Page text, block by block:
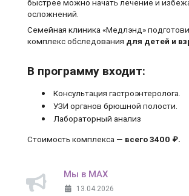
быстрее можно начать лечение и
осложнений.
Семейная клиника «Медлэнд»
комплекс обследования для детей и
В программу входит:
Консультация гастроэнтеролога.
УЗИ органов брюшной полости.
Лабораторный анализ
Стоимость комплекса — всего 3400 ₽.
Мы в MAX
13.04.2026